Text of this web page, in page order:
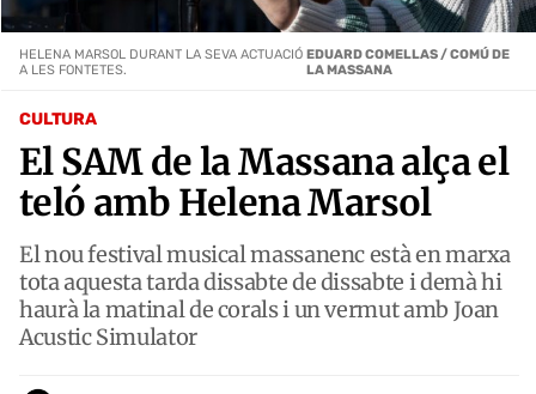
CULTURA
El SAM de la Massana alça el
teló amb Helena Marsol
El nou festival musical massanenc està en marxa
tota aquesta tarda dissabte de dissabte i demà hi
haurà la matinal de corals i un vermut amb Joan
Acustic Simulator
HELENA MARSOL DURANT LA SEVA ACTUACIÓ
A LES FONTETES.
EDUARD COMELLAS / COMÚ DE
LA MASSANA